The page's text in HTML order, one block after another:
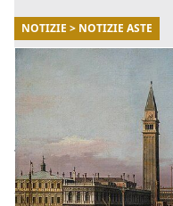
NOTIZIE > NOTIZIE ASTE
30/07/2025
Canaletto dei
investire in opere
Di seguito potrai
vendita memorabile,
opportunità da
fruttuosi a [...]